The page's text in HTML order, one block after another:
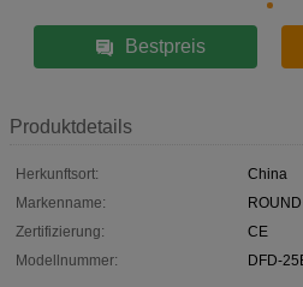
Bestpreis
Produktdetails
Herkunftsort:
China
Markenname:
Zertifizierung:
CE
Modellnummer:
DFD-